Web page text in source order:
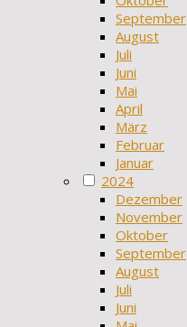
September
August
Juli
Juni
Mai
April
März
Februar
Januar
2024
Dezember
November
Oktober
September
August
Juli
Juni